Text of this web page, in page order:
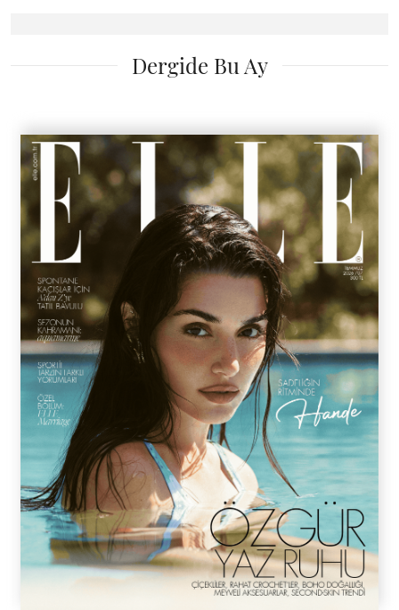
Dergide Bu Ay